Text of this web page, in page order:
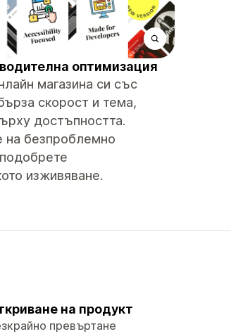
оптимизация
магазина си със
скорост и тема,
достъпността.
на безпроблемно
изживяване.
на продукт
превъртане